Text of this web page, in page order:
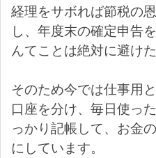
経理をサボれば節税の
し、年度末の確定申告
んてことは絶対に避け
そのため今では仕事用
口座を分け、毎日使っ
っかり記帳して、お金
にしています。